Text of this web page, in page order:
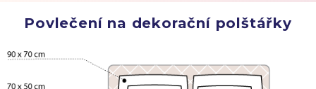
Povlečení na dekorační polštářky